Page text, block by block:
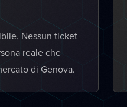
Nessun ticket
reale che
di Genova.